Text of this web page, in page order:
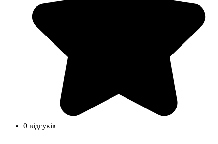
0 відгуків